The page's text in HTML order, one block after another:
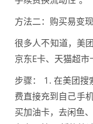
方法二：购买易变
很多人不知道，美
京东E卡、天猫超
步骤： 1. 在美团搜
费直接充到自己手
买加油卡，去闲鱼